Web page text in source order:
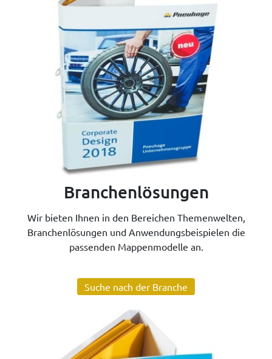
Branchenlösungen
Wir bieten Ihnen in den Bereichen Themenwelten,
Branchenlösungen und Anwendungsbeispielen die
passenden Mappenmodelle an.
Suche nach der Branche